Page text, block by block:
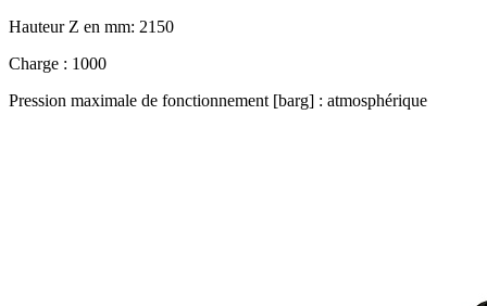
Hauteur Z en mm: 2150
Charge : 1000
Pression maximale de fonctionnement [barg] : atmosphérique